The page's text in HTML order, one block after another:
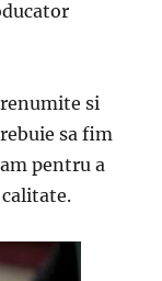
si
sa fim
pentru a